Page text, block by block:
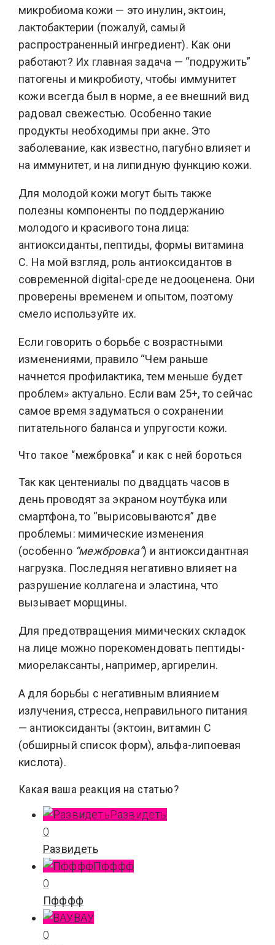
микробиома кожи — это инулин, эктоин,
лактобактерии (пожалуй, самый
распространенный ингредиент). Как они
работают? Их главная задача — “подружить”
патогены и микробиоту, чтобы иммунитет
кожи всегда был в норме, а ее внешний вид
радовал свежестью. Особенно такие
продукты необходимы при акне. Это
заболевание, как известно, пагубно влияет и
на иммунитет, и на липидную функцию кожи.
Для молодой кожи могут быть также
полезны компоненты по поддержанию
молодого и красивого тона лица:
антиоксиданты, пептиды, формы витамина
С. На мой взгляд, роль антиоксидантов в
современной digital-среде недооценена. Они
проверены временем и опытом, поэтому
смело используйте их.
Если говорить о борьбе с возрастными
изменениями, правило “Чем раньше
начнется профилактика, тем меньше будет
проблем» актуально. Если вам 25+, то сейчас
самое время задуматься о сохранении
питательного баланса и упругости кожи.
Что такое “межбровка” и как с ней бороться
Так как центениалы по двадцать часов в
день проводят за экраном ноутбука или
смартфона, то “вырисовываются” две
проблемы: мимические изменения
(особенно “межбровка”) и антиоксидантная
нагрузка. Последняя негативно влияет на
разрушение коллагена и эластина, что
вызывает морщины.
Для предотвращения мимических складок
на лице можно порекомендовать пептиды-
миорелаксанты, например, аргирелин.
А для борьбы с негативным влиянием
излучения, стресса, неправильного питания
— антиоксиданты (эктоин, витамин С
(обширный список форм), альфа-липоевая
кислота).
Какая ваша реакция на статью?
Развидеть
0
Развидеть
Пфффф
0
Пфффф
ВАУ
0